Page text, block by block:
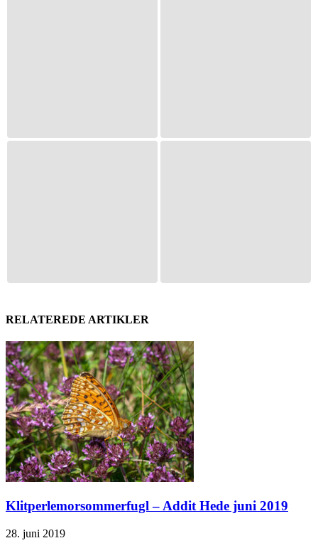
RELATEREDE ARTIKLER
Klitperlemorsommerfugl – Addit Hede juni 2019
28. juni 2019